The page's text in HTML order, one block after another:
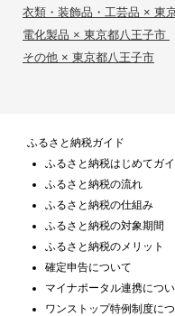
衣類・装飾品・工芸品 × 東
電化製品 × 東京都八王子市
その他 × 東京都八王子市
ふるさと納税ガイド
ふるさと納税はじめてガ
ふるさと納税の流れ
ふるさと納税の仕組み
ふるさと納税の対象期間
ふるさと納税のメリット
確定申告について
マイナポータル連携につ
ワンストップ特例制度に